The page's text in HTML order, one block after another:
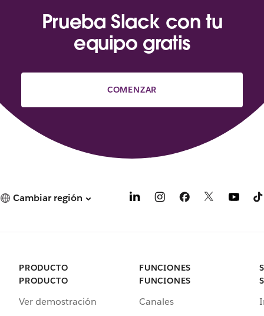
Prueba Slack con tu
equipo gratis
COMENZAR
Cambiar región
PRODUCTO
PRODUCTO
Ver demostración
FUNCIONES
FUNCIONES
Canales